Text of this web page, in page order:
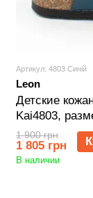
Артикул: 4803 Синій
Leon
Детские
Kai4803,
1 900 грн
1 805 грн
В наличии